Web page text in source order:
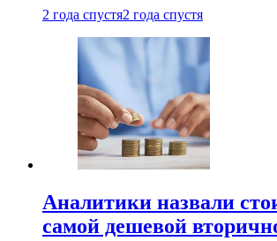
2 года спустя2 года спустя
Аналитики назвали
самой дешевой